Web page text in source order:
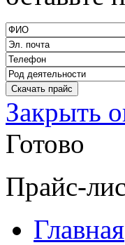
Закрыть
Готово
Прайс-
Главная